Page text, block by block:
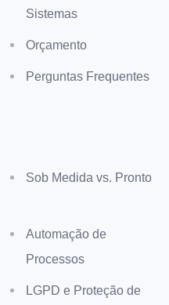
Sistemas
Orçamento
Perguntas Frequentes
Sob Medida vs. Pronto
Automação de
Processos
LGPD e Proteção de